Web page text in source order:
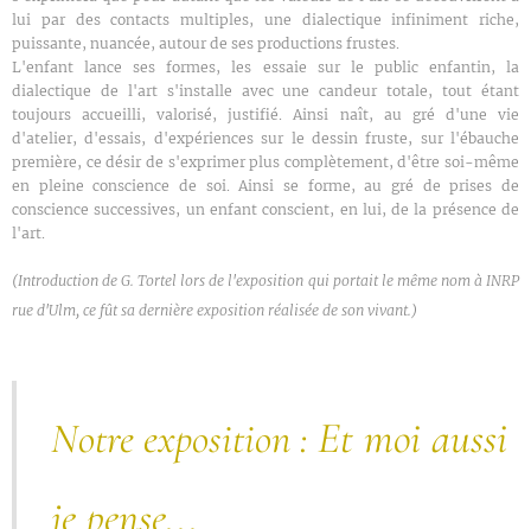
lui par des contacts multiples, une dialectique infiniment riche,
puissante, nuancée, autour de ses productions frustes.
L'enfant lance ses formes, les essaie sur le public enfantin, la
dialectique de l'art s'installe avec une candeur totale, tout étant
toujours accueilli, valorisé, justifié. Ainsi naît, au gré d'une vie
d'atelier, d'essais, d'expériences sur le dessin fruste, sur l'ébauche
première, ce désir de s'exprimer plus complètement, d'être soi-même
en pleine conscience de soi. Ainsi se forme, au gré de prises de
conscience successives, un enfant conscient, en lui, de la présence de
l'art.
(Introduction de G. Tortel lors de l'exposition qui portait le même nom à INRP
rue d'Ulm, ce fût sa dernière exposition réalisée de son vivant.)
Notre exposition : Et moi aussi
je pense...